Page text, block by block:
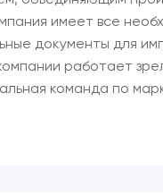
имеет все
документы для
работает
команда по